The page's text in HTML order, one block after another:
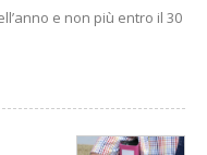
e non più entro il 30